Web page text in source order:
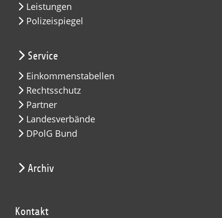
Leistungen
Polizeispiegel
Service
Einkommenstabellen
Rechtsschutz
Partner
Landesverbände
DPolG Bund
Archiv
Kontakt